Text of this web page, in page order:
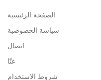
الصفحة الرئيسية
سياسة الخصوصية
اتصال
عنّا
شروط الاستخدام